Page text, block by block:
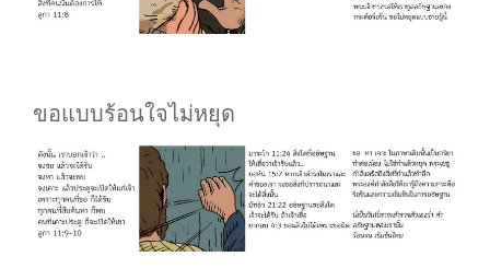
ขอแบบร้อนใจไม่หยุด